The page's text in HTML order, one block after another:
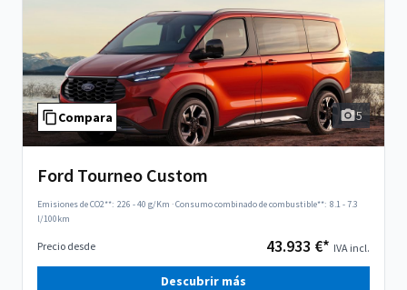
Compara 5
Ford Tourneo Custom
Emisiones de CO2**: 226 - 40 g/Km ·Consumo combinado de combustible**: 8.1 - 7.3
l/100km
Precio desde 43.933 €* IVA incl.
Descubrir más